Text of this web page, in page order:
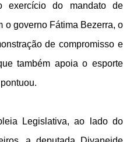
exercício do mandato de
o governo Fátima Bezerra, o
de compromisso e
também apoia o esporte
Legislativa, ao lado do